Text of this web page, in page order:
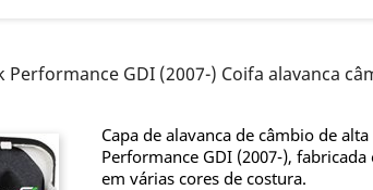
Performance GDI (2007-) Coifa alavanca
Capa de alavanca de câmbio de
Performance GDI (2007-),
em várias cores de costura.